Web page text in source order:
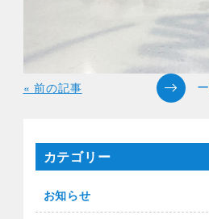
« 前の記事
カテゴリー
お知らせ